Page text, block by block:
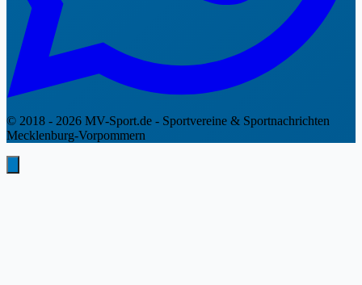
© 2018 - 2026 MV-Sport.de - Sportvereine & Sportnachrichten
Mecklenburg-Vorpommern